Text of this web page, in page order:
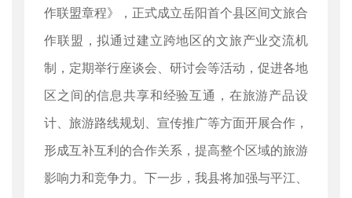
作联盟章程》，正式成立岳阳首个县区间文旅合
作联盟，拟通过建立跨地区的文旅产业交流机
制，定期举行座谈会、研讨会等活动，促进各地
区之间的信息共享和经验互通，在旅游产品设
计、旅游路线规划、宣传推广等方面开展合作，
形成互补互利的合作关系，提高整个区域的旅游
影响力和竞争力。下一步，我县将加强与平江、